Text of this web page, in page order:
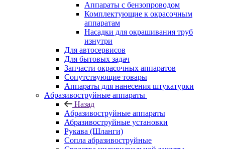
Аппараты с бензопроводом
Комплектующие к окрасочным
аппаратам
Насадки для окрашивания труб
изнутри
Для автосервисов
Для бытовых задач
Запчасти окрасочных аппаратов
Сопутствующие товары
Аппараты для нанесения штукатурки
Aбразивоструйные аппараты
Назад
Aбразивоструйные аппараты
Абразивоструйные установки
Рукава (Шланги)
Сопла абразивоструйные